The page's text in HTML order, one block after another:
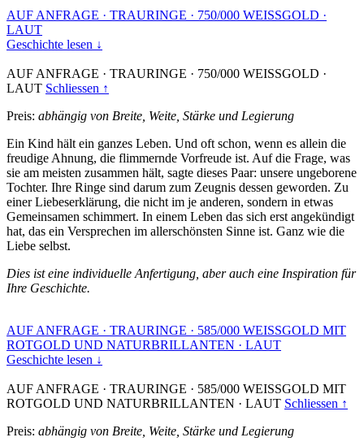
AUF ANFRAGE · TRAURINGE · 750/000 WEISSGOLD ·
LAUT
Geschichte lesen ↓
AUF ANFRAGE · TRAURINGE · 750/000 WEISSGOLD ·
LAUT Schliessen ↑
Preis: abhängig von Breite, Weite, Stärke und Legierung
Ein Kind hält ein ganzes Leben. Und oft schon, wenn es allein die
freudige Ahnung, die flimmernde Vorfreude ist. Auf die Frage, was
sie am meisten zusammen hält, sagte dieses Paar: unsere ungeborene
Tochter. Ihre Ringe sind darum zum Zeugnis dessen geworden. Zu
einer Liebeserklärung, die nicht im je anderen, sondern in etwas
Gemeinsamen schimmert. In einem Leben das sich erst angekündigt
hat, das ein Versprechen im allerschönsten Sinne ist. Ganz wie die
Liebe selbst.
Dies ist eine individuelle Anfertigung, aber auch eine Inspiration für
Ihre Geschichte.
AUF ANFRAGE · TRAURINGE · 585/000 WEISSGOLD MIT
ROTGOLD UND NATURBRILLANTEN · LAUT
Geschichte lesen ↓
AUF ANFRAGE · TRAURINGE · 585/000 WEISSGOLD MIT
ROTGOLD UND NATURBRILLANTEN · LAUT Schliessen ↑
Preis: abhängig von Breite, Weite, Stärke und Legierung